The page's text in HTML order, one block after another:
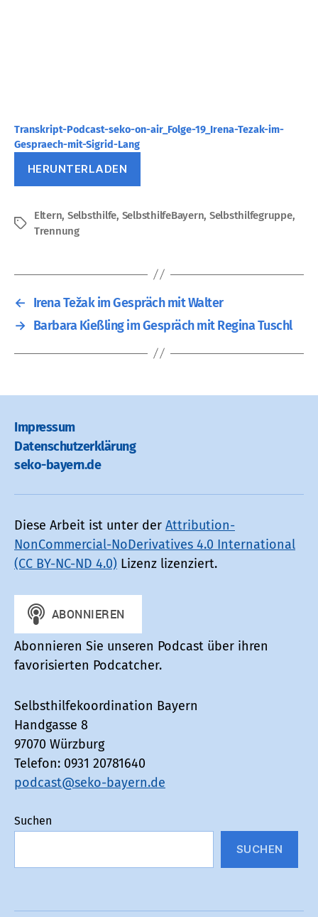
Transkript-Podcast-seko-on-air_Folge-19_Irena-Tezak-im-
Gespraech-mit-Sigrid-Lang
HERUNTERLADEN
Schlagwörter
Eltern, Selbsthilfe, SelbsthilfeBayern, Selbsthilfegruppe,
Trennung
← Irena Težak im Gespräch mit Walter
→ Barbara Kießling im Gespräch mit Regina Tuschl
Impressum
Datenschutz­erklärung
seko-bayern.de
Diese Arbeit ist unter der Attribution-
NonCommercial-NoDerivatives 4.0 International
(CC BY-NC-ND 4.0) Lizenz lizenziert.
Abonnieren Sie unseren Podcast über ihren
favorisierten Podcatcher.
Selbsthilfekoordination Bayern
Handgasse 8
97070 Würzburg
Telefon: 0931 20781640
podcast@seko-bayern.de
Suchen
SUCHEN